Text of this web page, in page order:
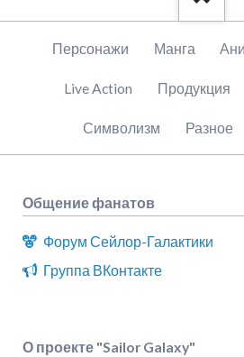
Пропустить
Персонажи Манга
Live Action Продукция
Символизм Разное
Общение фанатов
Форум Сейлор-Галактики
Группа ВКонтакте
О проекте "Sailor Galaxy"